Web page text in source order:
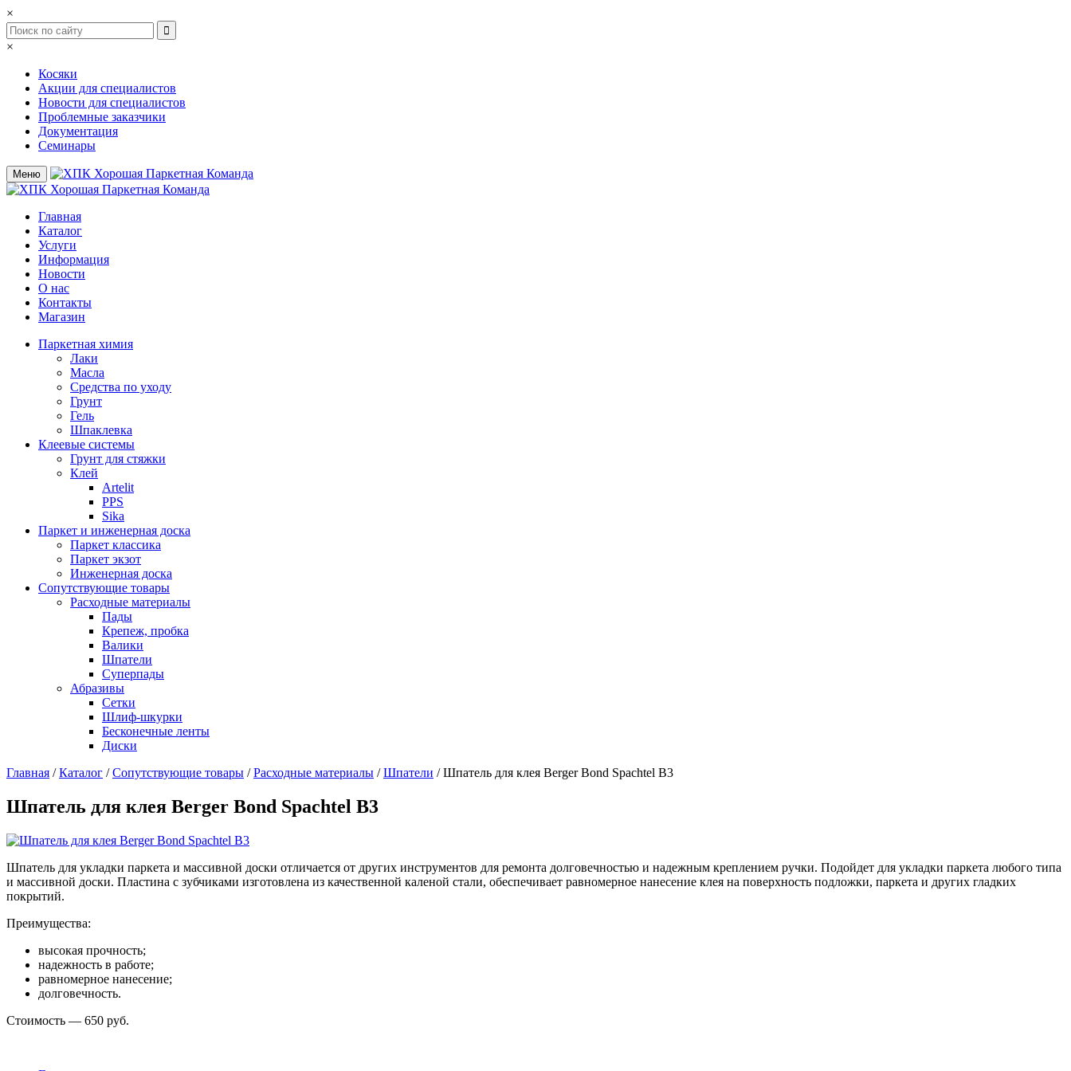
×
×
Косяки
Акции для специалистов
Новости для специалистов
Проблемные заказчики
Документация
Семинары
Меню
Главная
Каталог
Услуги
Информация
Новости
О нас
Контакты
Магазин
Паркетная химия
Лаки
Масла
Средства по уходу
Грунт
Гель
Шпаклевка
Клеевые системы
Грунт для стяжки
Клей
Artelit
PPS
Sika
Паркет и инженерная доска
Паркет классика
Паркет экзот
Инженерная доска
Сопутствующие товары
Расходные материалы
Пады
Крепеж, пробка
Валики
Шпатели
Суперпады
Абразивы
Сетки
Шлиф-шкурки
Бесконечные ленты
Диски
Главная /Каталог /Сопутствующие товары /Расходные материалы /Шпатели /Шпатель для клея Berger Bond Spachtel B3
Шпатель для клея Berger Bond Spachtel B3
Шпатель для укладки паркета и массивной доски отличается от других инструментов для ремонта долговечностью и надежным креплением ручки. Подойдет для укладки паркета любого типа
и массивной доски. Пластина с зубчиками изготовлена из качественной каленой стали, обеспечивает равномерное нанесение клея на поверхность подложки, паркета и других гладких
покрытий.
Преимущества:
высокая прочность;
надежность в работе;
равномерное нанесение;
долговечность.
Стоимость — 650 руб.